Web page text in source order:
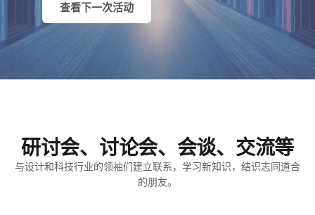
查看下一次活动
研讨会、讨论会、会谈、交流等
与设计和科技行业的领袖们建立联系，学习新知识，结识志同道合
的朋友。